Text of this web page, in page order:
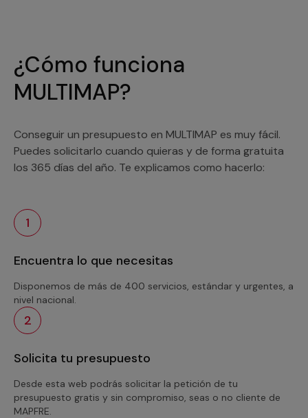
¿Cómo funciona
MULTIMAP?
Conseguir un presupuesto en MULTIMAP es muy fácil.
Puedes solicitarlo cuando quieras y de forma gratuita
los 365 días del año. Te explicamos como hacerlo:
1
Encuentra lo que necesitas
Disponemos de más de 400 servicios, estándar y urgentes, a
nivel nacional.
2
Solicita tu presupuesto
Desde esta web podrás solicitar la petición de tu
presupuesto gratis y sin compromiso, seas o no cliente de
MAPFRE.